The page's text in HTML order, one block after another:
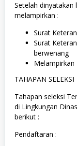
Setelah dinyatakan
melampirkan :
Surat
Surat
berwenang
Melampirkan
TAHAPAN SELEKSI
Tahapan seleksi
di Lingkungan
berikut :
Pendaftaran :